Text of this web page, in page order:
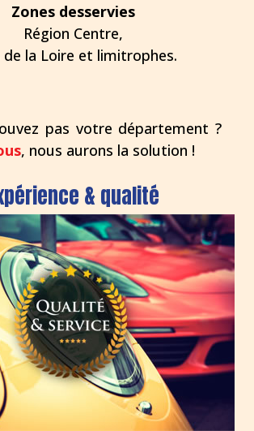
Zones desservies
Région Centre,
de la Loire et limitrophes.
pas votre département ?
, nous aurons la solution !
& qualité